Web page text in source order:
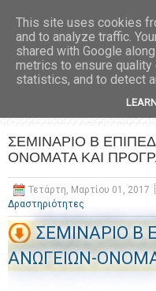
ΣΕΜΙΝΑΡΙΟ Β
ΟΝΟΜΑΤΑ ΚΑΙ
Τετάρτη, Μαρτίου 01, 2017
Δραστηριότητες
ΣΕΜΙΝΑΡΙΟ Β
ΑΝΩΓΕΙΩΝ-
This site uses cookies
and to analyze traffic.
shared with Google
metrics to ensure
statistics, and to detect